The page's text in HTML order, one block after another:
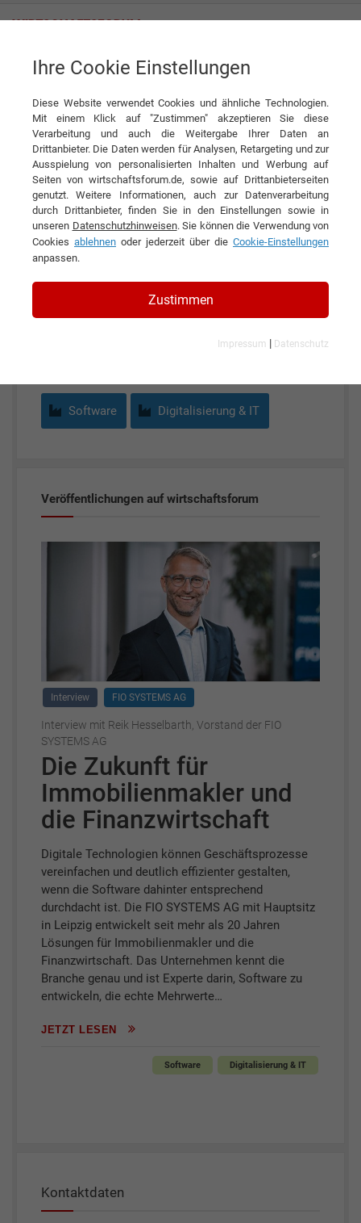
FIO SYSTEMS AG
KONTAKT
FIO SYSTEMS AG
Software Digitalisierung & IT
Veröffentlichungen auf wirtschaftsforum
Interview FIO SYSTEMS AG
Interview mit Reik Hesselbarth, Vorstand der FIO
SYSTEMS AG
Die Zukunft für
Immobilienmakler und
die Finanzwirtschaft
Digitale Technologien können Geschäftsprozesse
vereinfachen und deutlich effizienter gestalten,
wenn die Software dahinter entsprechend
durchdacht ist. Die FIO SYSTEMS AG mit Hauptsitz
in Leipzig entwickelt seit mehr als 20 Jahren
Lösungen für Immobilienmakler und die
Finanzwirtschaft. Das Unternehmen kennt die
Branche genau und ist Experte darin, Software zu
entwickeln, die echte Mehrwerte…
JETZT LESEN
Software Digitalisierung & IT
Kontaktdaten
Ihre Cookie Einstellungen
Diese Website verwendet Cookies und ähnliche Technologien.
Mit einem Klick auf "Zustimmen" akzeptieren Sie diese
Verarbeitung und auch die Weitergabe Ihrer Daten an
Drittanbieter. Die Daten werden für Analysen, Retargeting und zur
Ausspielung von personalisierten Inhalten und Werbung auf
Seiten von wirtschaftsforum.de, sowie auf Drittanbieterseiten
genutzt. Weitere Informationen, auch zur Datenverarbeitung
durch Drittanbieter, finden Sie in den Einstellungen sowie in
unseren Datenschutzhinweisen. Sie können die Verwendung von
Cookies ablehnen oder jederzeit über die Cookie-Einstellungen
anpassen.
Zustimmen
Impressum | Datenschutz